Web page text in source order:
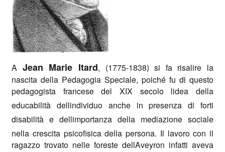
A Jean Marie Itard, (1775-1838) si fa risalire la
nascita della Pedagogia Speciale, poiché fu di questo
pedagogista francese del XIX secolo lidea della
educabilità dellindividuo anche in presenza di forti
disabilità e dellimportanza della mediazione sociale
nella crescita psicofisica della persona. Il lavoro con il
ragazzo trovato nelle foreste dellAveyron infatti aveva